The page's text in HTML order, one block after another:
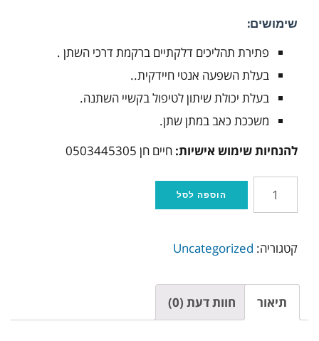
שימושים:
פתירת תהליכים דלקתיים ברקמת דרכי השתן .
בעלת השפעה אנטי חיידקית..
בעלת יכולת שיתון לטיפול בקשיי השתנה.
משככת כאב במתן שתן.
להנחיות שימוש אישיות: חיים חן 0503445305
כמות
של
צריבה
Ba
הוספה לסל
קטגוריה: Uncategorized
תיאור חוות דעת (0)